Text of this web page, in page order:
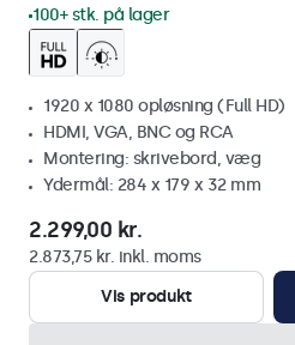
100+ stk. på lager
1920 x 1080 opløsning (Full HD)
HDMI, VGA, BNC og RCA
Montering: skrivebord, væg
Ydermål: 284 x 179 x 32 mm
2.299,00 kr.
2.873,75 kr. inkl. moms
Vis produkt